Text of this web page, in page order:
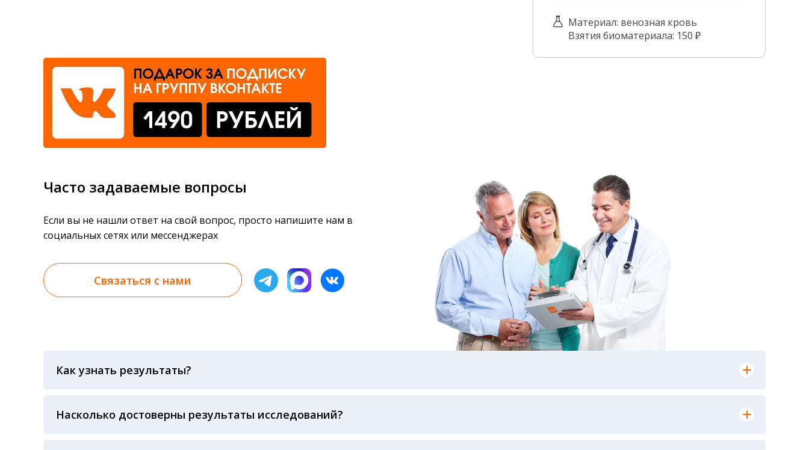
Материал: венозная кровь
Взятия биоматериала: 150 ₽
Часто задаваемые вопросы
Если вы не нашли ответ на свой вопрос, просто напишите нам в
социальных сетях или мессенджерах
Связаться с нами
Как узнать результаты?
анализов при предъявлении паспорта или чека об оплате
Насколько достоверны результаты исследований?
Гарантия качества лабораторных тестов обеспечивается соблюдением международных стандартов выполнения лабораторных исследований и